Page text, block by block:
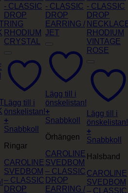
Lägg till i
önskelistan!
+
Snabbkoll
Ringar
CAROLINE
SVEDBOM
– CLASSIC
DROP
Lägg till i
önskelistan!
+
Snabbkoll
Örhängen
CAROLINE
SVEDBOM
– CLASSIC
DROP
EARRING /
Lägg till i
önskelistan!
+
Snabbkoll
Halsband
CAROLINE
SVEDBOM
– CLASSIC